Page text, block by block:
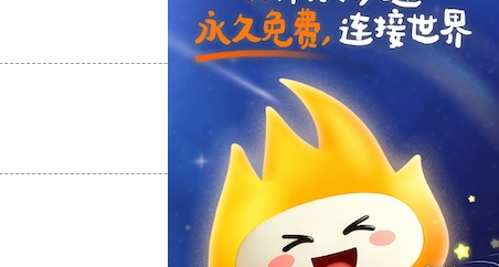
支持[0] 反对[0]
支持[0] 反对[0]